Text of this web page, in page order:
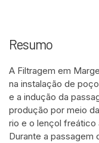
Resumo
A Filtragem em
na instalação de
e a indução da
produção por meio
rio e o lençol freático
Durante a passagem